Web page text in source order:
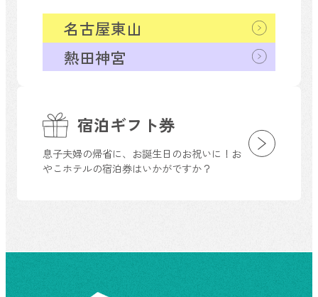
宿泊ギフト券
息子夫婦の帰省に、お誕生日のお祝いに！お
やこホテルの宿泊券はいかがですか？
熱田神宮
名古屋東山